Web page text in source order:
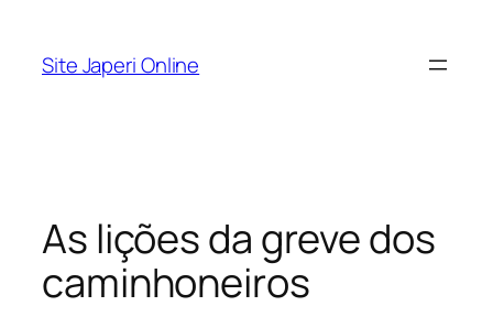
Site Japeri Online
As lições da greve dos
caminhoneiros